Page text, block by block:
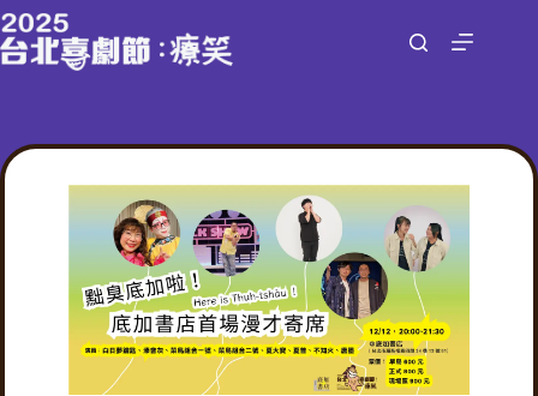
跳
至
容